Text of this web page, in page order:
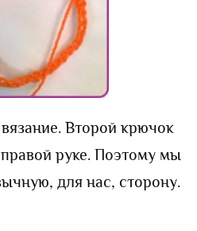
Второй крючок
руке. Поэтому мы
для нас, сторону.